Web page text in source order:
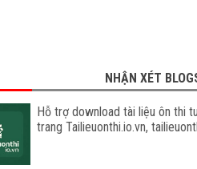
NHẬN XÉT
Hỗ trợ download tài liệu ôn thi
trang Tailieuonthi.io.vn,